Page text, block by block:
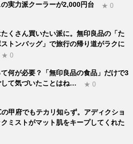
実力派クーラーが2,000円台
★ 0
くさん買いたい派に。無印良品の「た
トンバッグ」で旅行の帰り道がラクに
★ 0
何が必要？「無印良品の食品」だけで3
して気づいたことはね…
★ 0
甲府でもテカリ知らず。アディクショ
ミストがマット肌をキープしてくれた